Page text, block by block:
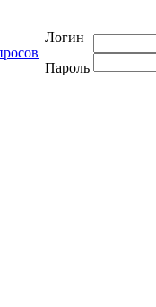
Логин
Пароль